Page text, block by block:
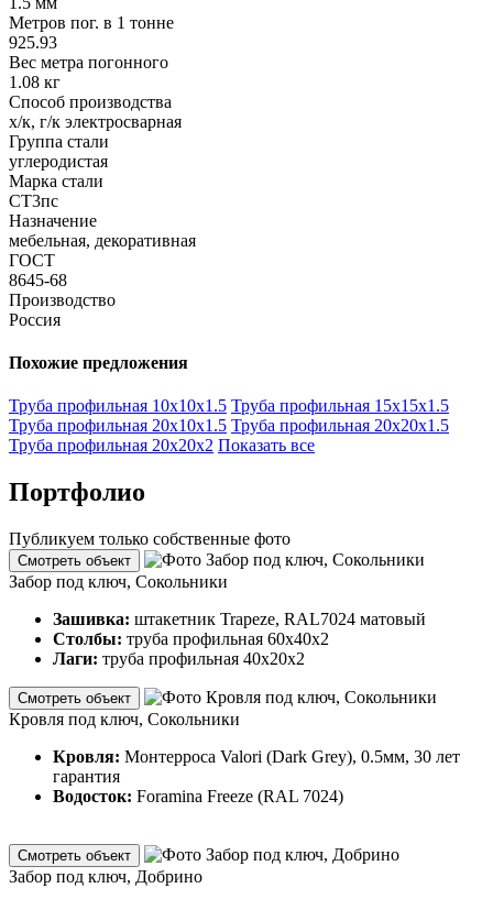
Метров пог. в 1 тонне
925.93
Вес метра погонного
1.08 кг
Способ производства
х/к, г/к электросварная
Группа стали
углеродистая
Марка стали
СТ3пс
Назначение
мебельная, декоративная
ГОСТ
8645-68
Производство
Россия
Похожие предложения
Труба профильная 10х10х1.5 Труба профильная 15х15х1.5
Труба профильная 20х10х1.5 Труба профильная 20х20х1.5
Труба профильная 20х20х2 Показать все
Портфолио
Публикуем только собственные фото
Смотреть объект
Забор под ключ, Сокольники
Зашивка: штакетник Trapeze, RAL7024 матовый
Столбы: труба профильная 60х40х2
Лаги: труба профильная 40х20х2
Смотреть объект
Кровля под ключ, Сокольники
Кровля: Монтерроса Valori (Dark Grey), 0.5мм, 30 лет
гарантия
Водосток: Foramina Freeze (RAL 7024)
Смотреть объект
Забор под ключ, Добрино